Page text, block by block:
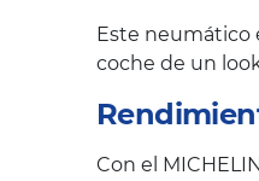
Este neumático
coche de un
Con el